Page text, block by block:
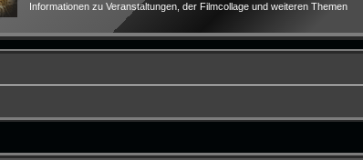
Informationen zu Veranstaltungen, der Filmcollage und weiteren Themen